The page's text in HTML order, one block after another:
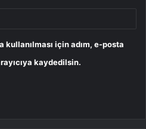
kullanılması için adım, e-posta
kaydedilsin.